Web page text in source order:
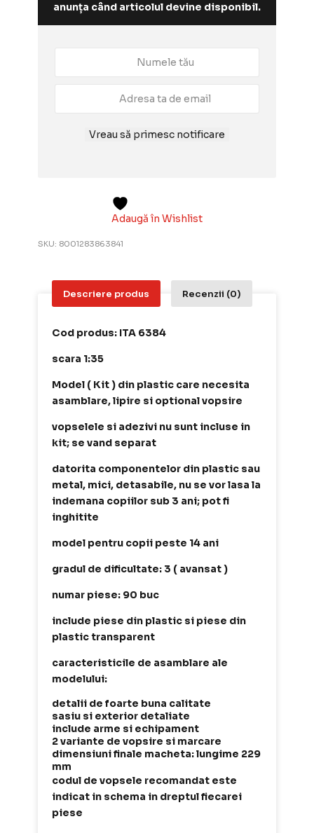
anunța când articolul devine disponibil.
Vreau să primesc notificare
Adaugă în Wishlist
SKU: 8001283863841
Descriere produs Recenzii (0)
Cod produs: ITA 6384
scara 1:35
Model ( Kit ) din plastic care necesita
asamblare, lipire si optional vopsire
vopselele si adezivi nu sunt incluse in
kit; se vand separat
datorita componentelor din plastic sau
metal, mici, detasabile, nu se vor lasa la
indemana copiilor sub 3 ani; pot fi
inghitite
model pentru copii peste 14 ani
gradul de dificultate: 3 ( avansat )
numar piese: 90 buc
include piese din plastic si piese din
plastic transparent
caracteristicile de asamblare ale
modelului:
detalii de foarte buna calitate
sasiu si exterior detaliate
include arme si echipament
2 variante de vopsire si marcare
dimensiuni finale macheta: lungime 229
mm
codul de vopsele recomandat este
indicat in schema in dreptul fiecarei
piese